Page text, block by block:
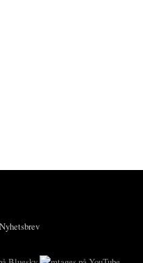
Nyhetsbrev